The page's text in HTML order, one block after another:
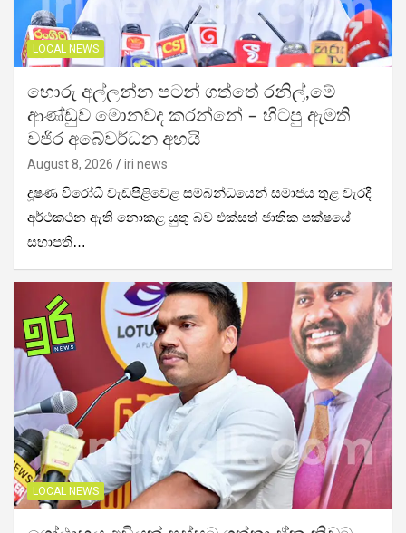
LOCAL NEWS
හොරු අල්ලන්න පටන් ගත්තේ රනිල්,මේ
ආණ්ඩුව මොනවද කරන්නේ – හිටපු ඇමති
වජිර අබේවර්ධන අහයි
August 8, 2026 iri news
දූෂණ විරෝධී වැඩපිළිවෙළ සම්බන්ධයෙන් සමාජය තුළ වැරදි
අර්ථකථන ඇති නොකළ යුතු බව එක්සත් ජාතික පක්ෂයේ
සභාපති…
LOCAL NEWS